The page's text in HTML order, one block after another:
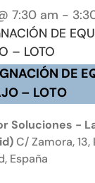
7:30 am -
DE
– LOTO
DE
– LOTO
Soluciones -
C/ Zamora,
España